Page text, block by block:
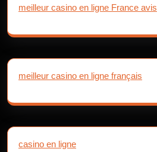
meilleur casino en ligne France avis
meilleur casino en ligne français
casino en ligne